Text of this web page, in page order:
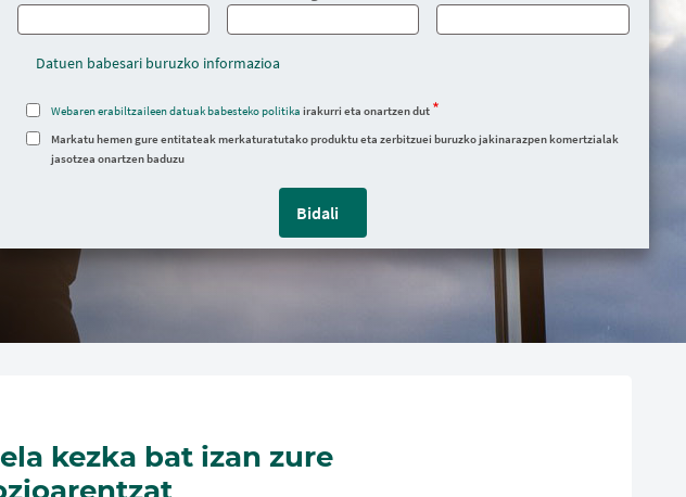
Datuen babesari buruzko informazioa
Webaren erabiltzaileen datuak babesteko politika irakurri eta onartzen dut
Markatu hemen gure entitateak merkaturatutako produktu eta zerbitzuei buruzko jakinarazpen komertzialak
jasotzea onartzen baduzu
Bidali
kezka bat izan zure